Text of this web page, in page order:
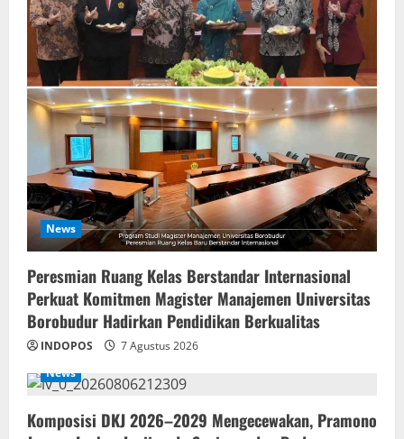
News
Peresmian Ruang Kelas Berstandar Internasional
Perkuat Komitmen Magister Manajemen Universitas
Borobudur Hadirkan Pendidikan Berkualitas
INDOPOS
7 Agustus 2026
News
Komposisi DKJ 2026–2029 Mengecewakan, Pramono